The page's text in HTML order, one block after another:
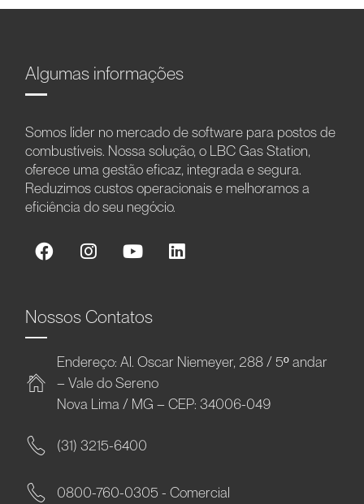
Algumas informações
Somos líder no mercado de software para postos de
combustíveis. Nossa solução, o LBC Gas Station,
oferece uma gestão eficaz, integrada e segura.
Reduzimos custos operacionais e melhoramos a
eficiência do seu negócio.
Nossos Contatos
Endereço: Al. Oscar Niemeyer, 288 / 5º andar
– Vale do Sereno
Nova Lima / MG – CEP: 34006-049
(31) 3215-6400
0800-760-0305 - Comercial